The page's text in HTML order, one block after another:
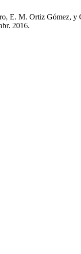
E. M. Ortiz Gómez,
2016.